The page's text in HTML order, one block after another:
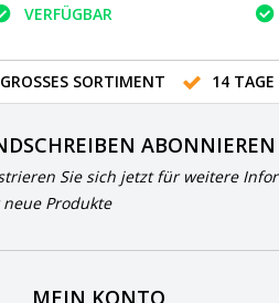
VERFÜGBAR
GROSSES SORTIMENT 14 TAGE
ABONNIEREN
Sie sich jetzt für weitere
Produkte
MEIN KONTO